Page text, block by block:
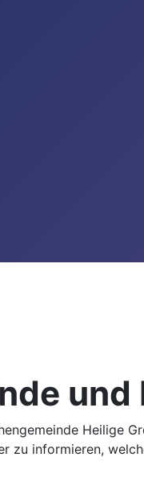
und
Heilige
zu informieren,